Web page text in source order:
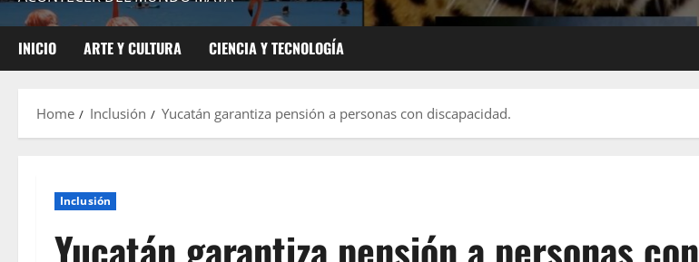
INICIO ARTE Y CULTURA CIENCIA Y TECNOLOGÍA
Home Inclusión Yucatán garantiza pensión a personas con discapacidad.
Inclusión
Yucatán garantiza pensión a personas con